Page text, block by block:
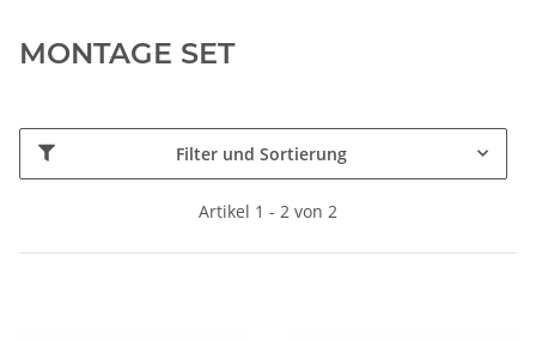
MONTAGE SET
Filter und Sortierung
Artikel 1 - 2 von 2